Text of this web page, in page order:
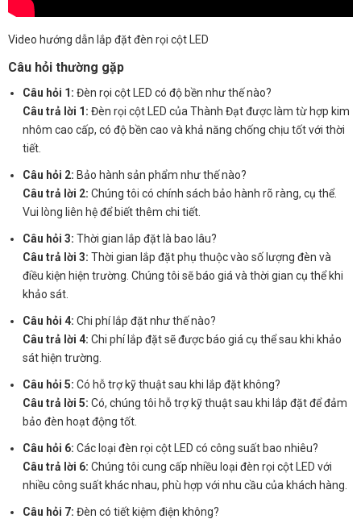
Video hướng dẫn lắp đặt đèn rọi cột LED
Câu hỏi thường gặp
Câu hỏi 1: Đèn rọi cột LED có độ bền như thế nào?
Câu trả lời 1: Đèn rọi cột LED của Thành Đạt được làm từ hợp kim
nhôm cao cấp, có độ bền cao và khả năng chống chịu tốt với thời
tiết.
Câu hỏi 2: Bảo hành sản phẩm như thế nào?
Câu trả lời 2: Chúng tôi có chính sách bảo hành rõ ràng, cụ thể.
Vui lòng liên hệ để biết thêm chi tiết.
Câu hỏi 3: Thời gian lắp đặt là bao lâu?
Câu trả lời 3: Thời gian lắp đặt phụ thuộc vào số lượng đèn và
điều kiện hiện trường. Chúng tôi sẽ báo giá và thời gian cụ thể khi
khảo sát.
Câu hỏi 4: Chi phí lắp đặt như thế nào?
Câu trả lời 4: Chi phí lắp đặt sẽ được báo giá cụ thể sau khi khảo
sát hiện trường.
Câu hỏi 5: Có hỗ trợ kỹ thuật sau khi lắp đặt không?
Câu trả lời 5: Có, chúng tôi hỗ trợ kỹ thuật sau khi lắp đặt để đảm
bảo đèn hoạt động tốt.
Câu hỏi 6: Các loại đèn rọi cột LED có công suất bao nhiêu?
Câu trả lời 6: Chúng tôi cung cấp nhiều loại đèn rọi cột LED với
nhiều công suất khác nhau, phù hợp với nhu cầu của khách hàng.
Câu hỏi 7: Đèn có tiết kiệm điện không?